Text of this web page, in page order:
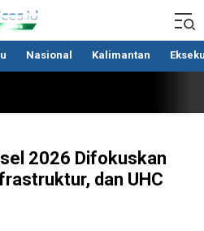
Nasional Kalimantan
2026 Difokuskan
dan UHC